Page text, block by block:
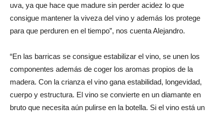
uva, ya que hace que madure sin perder acidez lo que
consigue mantener la viveza del vino y además los protege
para que perduren en el tiempo”, nos cuenta Alejandro.
“En las barricas se consigue estabilizar el vino, se unen los
componentes además de coger los aromas propios de la
madera. Con la crianza el vino gana estabilidad, longevidad,
cuerpo y estructura. El vino se convierte en un diamante en
bruto que necesita aún pulirse en la botella. Si el vino está un